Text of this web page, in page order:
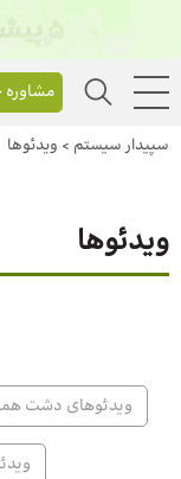
مشاوره
سپیدار سیستم > ویدئوها
ویدئوها
ویدئوهای دشت